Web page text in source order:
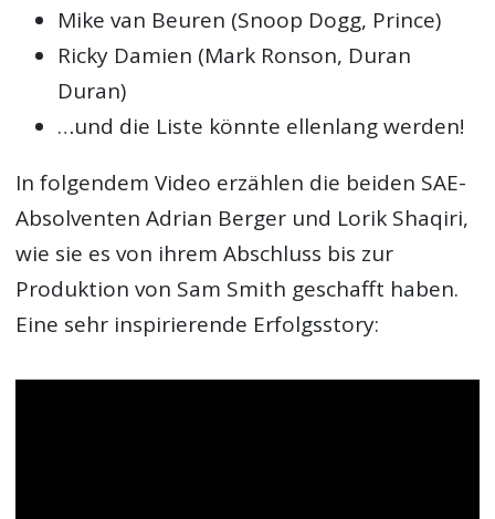
Mike van Beuren (Snoop Dogg, Prince)
Ricky Damien (Mark Ronson, Duran
Duran)
…und die Liste könnte ellenlang werden!
In folgendem Video erzählen die beiden SAE-
Absolventen Adrian Berger und Lorik Shaqiri,
wie sie es von ihrem Abschluss bis zur
Produktion von Sam Smith geschafft haben.
Eine sehr inspirierende Erfolgsstory: